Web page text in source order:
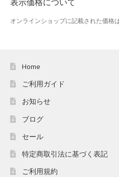
表示価格について
オンラインショップに記載された価格
Home
ご利用ガイド
お知らせ
ブログ
セール
特定商取引法に基づく表記
ご利用規約